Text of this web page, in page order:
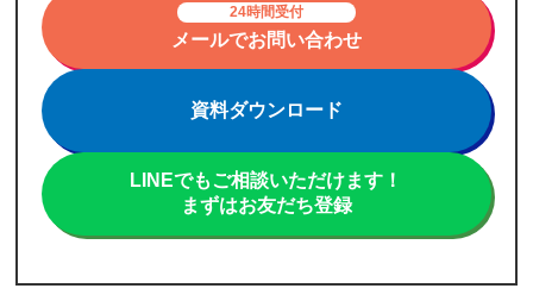
24時間受付
メールでお問い合わせ
資料ダウンロード
LINEでもご相談いただけます！
まずはお友だち登録